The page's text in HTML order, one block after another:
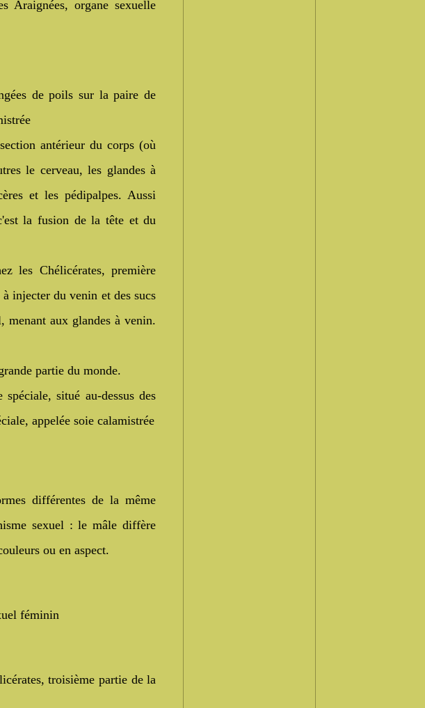
organe sexuelle
de poils sur la paire de
antérieur du corps (où
le cerveau, les glandes à
et les pédipalpes. Aussi
la fusion de la tête et du
les Chélicérates, première
injecter du venin et des sucs
menant aux glandes à venin.
partie du monde.
situé au-dessus des
appelée soie calamistrée
différentes de la même
sexuel : le mâle diffère
ou en aspect.
féminin
troisième partie de la